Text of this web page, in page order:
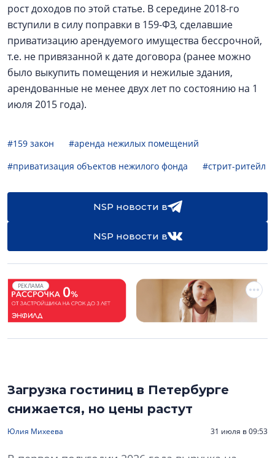
рост доходов по этой статье. В середине 2018-го
вступили в силу поправки в 159-ФЗ, сделавшие
приватизацию арендуемого имущества бессрочной,
т.е. не привязанной к дате договора (ранее можно
было выкупить помещения и нежилые здания,
арендованные не менее двух лет по состоянию на 1
июля 2015 года).
#159 закон
#аренда нежилых помещений
#приватизация объектов нежилого фонда
#стрит-ритейл
NSP новости в
NSP новости в
РЕКЛАМА
Загрузка гостиниц в Петербурге
снижается, но цены растут
Юлия Михеева 31 июля в 09:53